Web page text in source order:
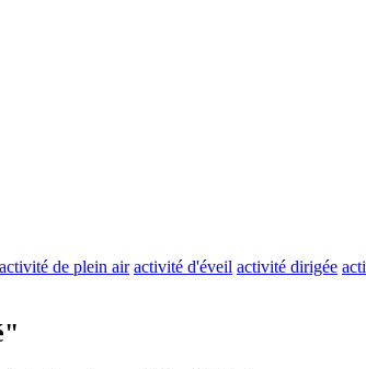
activité de plein air activité d'éveil activité dirigée